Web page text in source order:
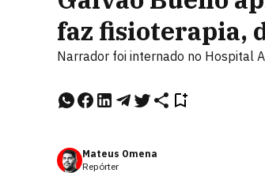
faz fisioterapia,
Narrador foi internado no Hospital
Mateus Omena
Repórter